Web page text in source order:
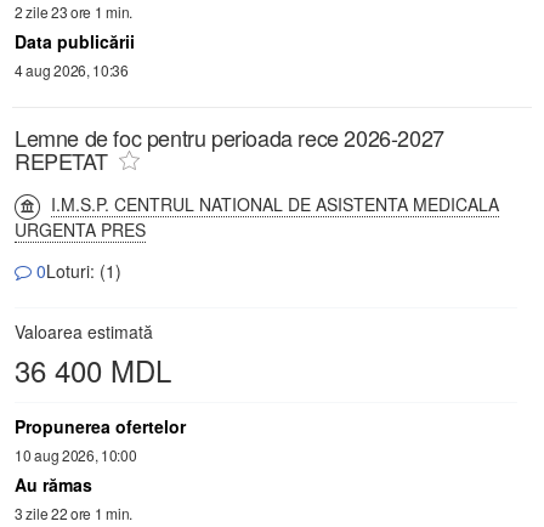
2 zile 23 ore 1 min.
Data publicării
4 aug 2026, 10:36
Lemne de foc pentru perioada rece 2026-2027
REPETAT
I.M.S.P. CENTRUL NATIONAL DE ASISTENTA MEDICALA
URGENTA PRES
0Loturi: (1)
Valoarea estimată
36 400 MDL
Propunerea ofertelor
10 aug 2026, 10:00
Au rămas
3 zile 22 ore 1 min.